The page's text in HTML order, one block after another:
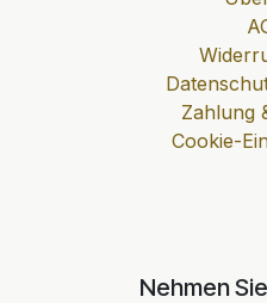
Zahlung
Cookie-
Nehmen